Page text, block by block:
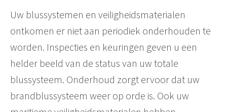
Uw blussystemen en veiligheidsmaterialen
ontkomen er niet aan periodiek onderhouden te
worden. Inspecties en keuringen geven u een
helder beeld van de status van uw totale
blussysteem. Onderhoud zorgt ervoor dat uw
brandblussysteem weer op orde is. Ook uw